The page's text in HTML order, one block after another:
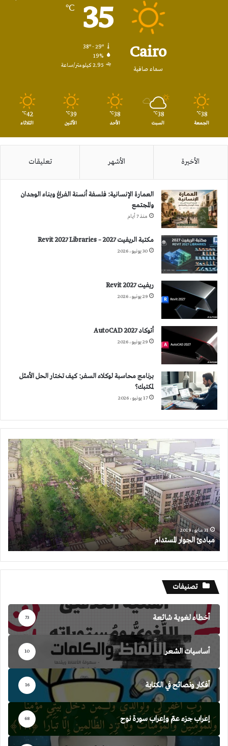
Cairo
سماء صافية
35
℃
38º - 29º
19%
2.95 كيلومتر/ساعة
38
℃
الجمعة
38
℃
السبت
38
℃
الأحد
39
℃
الأثنين
42
℃
الثلاثاء
الأخيرة الأشهر تعليقات
العمارة الإنسانية: فلسفة أنسنة الفراغ وبناء الوجدان
والمجتمع
منذ 7 أيام
مكتبة الريفيت 2027 – Revit 2027 Libraries
30 يونيو، 2026
ريفيت 2027 Revit
29 يونيو، 2026
أتوكاد 2027 AutoCAD
29 يونيو، 2026
برنامج محاسبة لوكلاء السفر: كيف تختار الحل الأمثل
لمكتبك؟
17 يونيو، 2026
مبادئ
الجوار
المستدام
31 مايو، 2019
مبادئ الجوار المستدام
تصنيفات
أخطاء لغوية شائعة 73
أساسيات الشعر 10
أفكار ونصائح في الكتابة 16
إعراب جزء عمّ وإعراب سورة نوح 68